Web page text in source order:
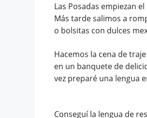
Las Posadas empiezan
Más tarde salimos a
o bolsitas con dulces
Hacemos la cena de
en un banquete de
vez preparé una lengua
Conseguí la lengua de